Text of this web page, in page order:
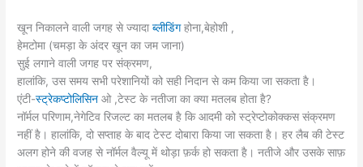
खून निकालने वाली जगह से ज्‍यादाब्‍लीडिंगहोना,बेहोशी ,
हेमटोमा (चमड़ा के अंदर खून का जम जाना)
सुई लगाने वाली जगह पर संक्रमण,
हालांकि, उस समय सभी परेशानियों को सही निदान से कम किया जा सकता है।
एंटी-स्ट्रेकप्टो‍लिसिन ओ ,टेस्ट के नतीजा का क्या मतलब होता है?
नॉर्मल परिणाम,नेगेटिव रिजल्‍ट का मतलब है कि आदमी को स्ट्रेप्टोकोक्कस संक्रमण
नहीं है। हालांकि, दो सप्‍ताह के बाद टेस्‍ट दोबारा किया जा सकता है। हर लैब की टेस्‍ट
अलग होने की वजह से नॉर्मल वैल्‍यू में थोड़ा फ़र्क हो सकता है। नतीजे और उसके साफ़